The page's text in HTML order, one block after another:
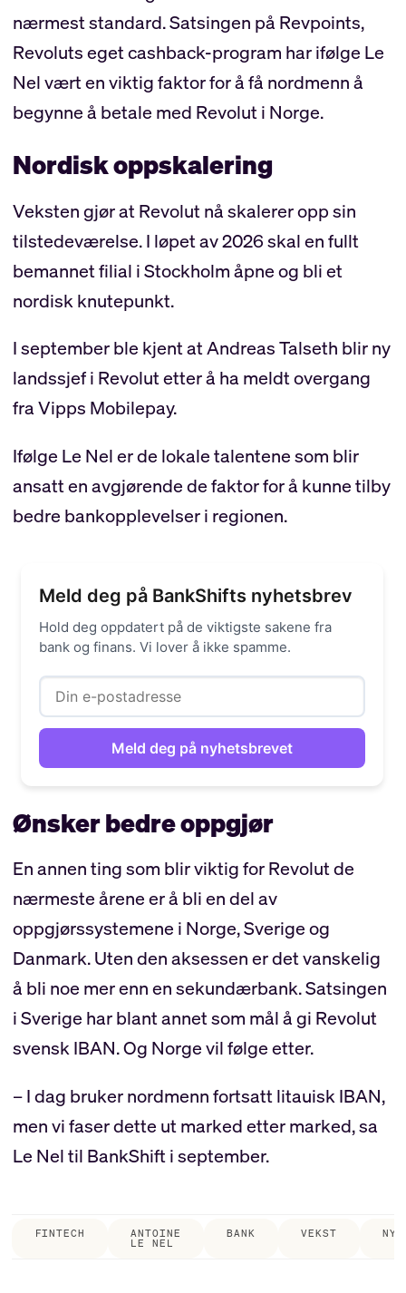
nærmest standard. Satsingen på Revpoints,
Revoluts eget cashback-program har ifølge Le
Nel vært en viktig faktor for å få nordmenn å
begynne å betale med Revolut i Norge.
Nordisk oppskalering
Veksten gjør at Revolut nå skalerer opp sin
tilstedeværelse. I løpet av 2026 skal en fullt
bemannet filial i Stockholm åpne og bli et
nordisk knutepunkt.
I september ble kjent at Andreas Talseth blir ny
landssjef i Revolut etter å ha meldt overgang
fra Vipps Mobilepay.
Ifølge Le Nel er de lokale talentene som blir
ansatt en avgjørende de faktor for å kunne tilby
bedre bankopplevelser i regionen.
Meld deg på BankShifts nyhetsbrev
Hold deg oppdatert på de viktigste sakene fra
bank og finans. Vi lover å ikke spamme.
Ønsker bedre oppgjør
En annen ting som blir viktig for Revolut de
nærmeste årene er å bli en del av
oppgjørssystemene i Norge, Sverige og
Danmark. Uten den aksessen er det vanskelig
å bli noe mer enn en sekundærbank. Satsingen
i Sverige har blant annet som mål å gi Revolut
svensk IBAN. Og Norge vil følge etter.
– I dag bruker nordmenn fortsatt litauisk IBAN,
men vi faser dette ut marked etter marked, sa
Le Nel til BankShift i september.
FINTECH ANTOINE
LE NEL
BANK VEKST